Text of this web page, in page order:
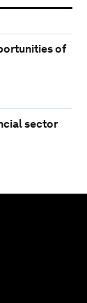
of
sector